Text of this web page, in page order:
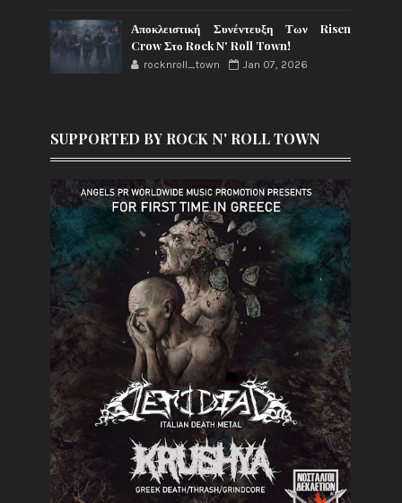
Αποκλειστική Συνέντευξη Των Risen
Crow Στο Rock N' Roll Town!
rocknroll_town Jan 07, 2026
SUPPORTED BY ROCK N' ROLL TOWN